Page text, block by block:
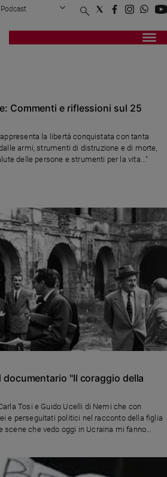
Podcast
Commenti e riflessioni sul 25
la libertà conquistata con tanta
per costruire servizi per la salute delle persone e strumenti per la vita..."
"Il coraggio della
Tosi e Guido Ucelli di Nemi che con
e perseguitati politici nel racconto della figlia
scene che vedo oggi in Ucraina mi fanno